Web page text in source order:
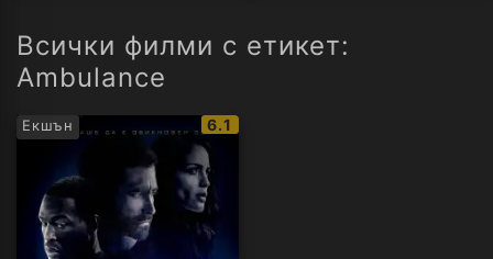
Всички филми с етикет:
Ambulance
Екшън
IMDb
6.1